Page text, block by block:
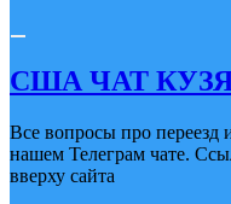
США ЧАТ
Все вопросы про
нашем Телеграм чате.
вверху сайта